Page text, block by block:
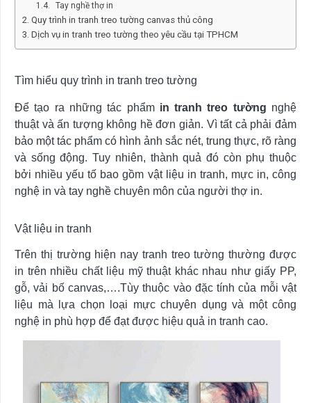
Tay nghề thợ in
Quy trình in tranh treo tường canvas thủ công
Dịch vụ in tranh treo tường theo yêu cầu tại TPHCM
Tìm hiểu quy trình in tranh treo tường
Để tạo ra những tác phẩm in tranh treo tường nghệ
thuật và ấn tượng không hề đơn giản. Vì tất cả phải đảm
bảo một tác phẩm có hình ảnh sắc nét, trung thực, rõ ràng
và sống động. Tuy nhiên, thành quả đó còn phụ thuộc
bởi nhiều yếu tố bao gồm vật liệu in tranh, mực in, công
nghệ in và tay nghề chuyên môn của người thợ in.
Vật liệu in tranh
Trên thị trường hiện nay tranh treo tường thường được
in trên nhiều chất liệu mỹ thuật khác nhau như giấy PP,
gỗ, vải bố canvas,….Tùy thuộc vào đặc tính của mỗi vật
liệu mà lựa chọn loại mực chuyên dụng và một công
nghệ in phù hợp để đạt được hiệu quả in tranh cao.